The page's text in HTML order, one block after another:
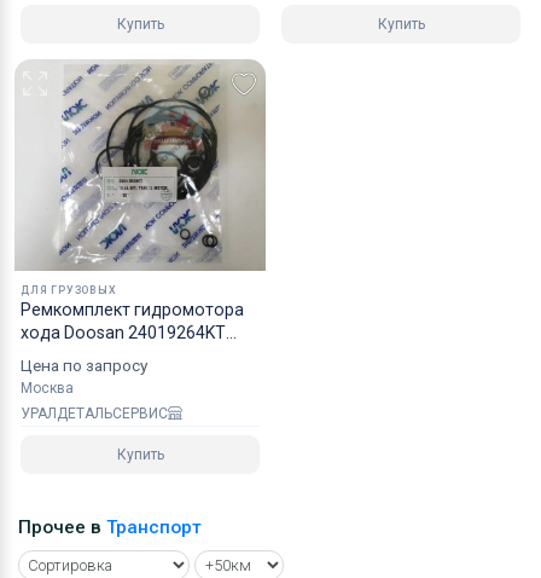
Купить Купить
ДЛЯ ГРУЗОВЫХ
Ремкомплект гидромотора
хода Doosan 24019264KT
Цена по запросу
Москва
УРАЛДЕТАЛЬСЕРВИС
Купить
Прочее в Транспорт